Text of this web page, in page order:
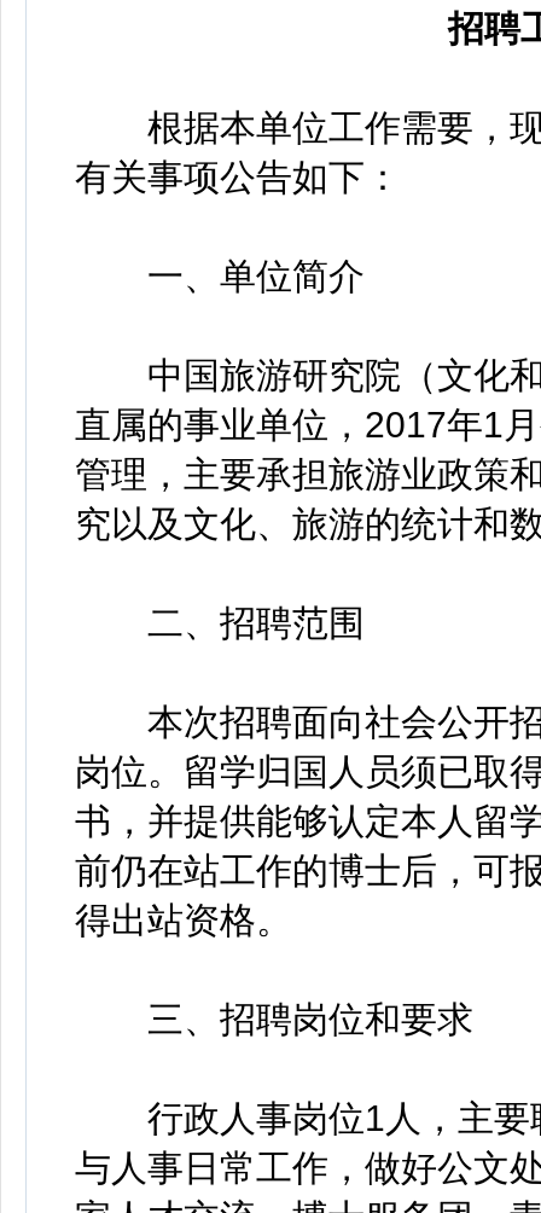
招聘
根据本单位工作需要，现
有关事项公告如下：
一、单位简介
中国旅游研究院（文化和
直属的事业单位，2017年1
管理，主要承担旅游业政策
究以及文化、旅游的统计和
二、招聘范围
本次招聘面向社会公开招
岗位。留学归国人员须已取
书，并提供能够认定本人留
前仍在站工作的博士后，可
得出站资格。
三、招聘岗位和要求
行政人事岗位1人，主要
与人事日常工作，做好公文